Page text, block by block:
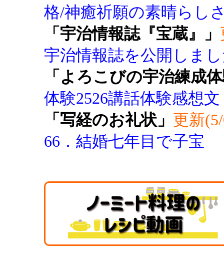
格/神癒祈願の素晴らし
「宇治情報誌『宝蔵』」
宇治情報誌を公開しま
「よろこびの宇治練成
体験2526講話体験感想文
「写経のお礼状」 更新
66．結婚七年目で子宝